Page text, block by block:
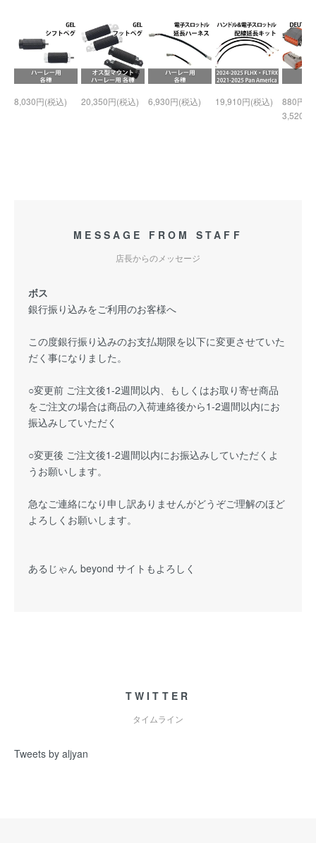
8,030円(税込) 20,350円(税込) 6,930円(税込) 19,910円(税込)
880円(
3,520円
MESSAGE FROM STAFF
店長からのメッセージ
ボス
銀行振り込みをご利用のお客様へ
この度銀行振り込みのお支払期限を以下に変更させていた
だく事になりました。
○変更前 ご注文後1-2週間以内、もしくはお取り寄せ商品
をご注文の場合は商品の入荷連絡後から1-2週間以内にお
振込みしていただく
○変更後 ご注文後1-2週間以内にお振込みしていただくよ
うお願いします。
急なご連絡になり申し訳ありませんがどうぞご理解のほど
よろしくお願いします。
あるじゃん beyond サイトもよろしく
TWITTER
タイムライン
Tweets by aljyan